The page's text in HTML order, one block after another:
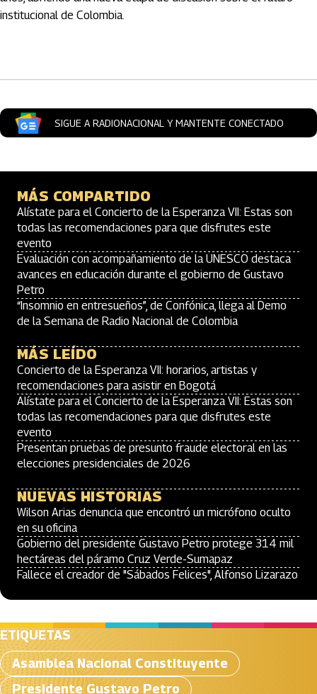
institucional de Colombia.
SIGUE A RADIONACIONAL Y MANTENTE CONECTADO
MÁS COMPARTIDO
Alístate para el Concierto de la Esperanza VII: Estas son
todas las recomendaciones para que disfrutes este
evento
Evaluación con acompañamiento de la UNESCO destaca
avances en educación durante el gobierno de Gustavo
Petro
“Insomnio en entresueños”, de Confónica, llega al Demo
de la Semana de Radio Nacional de Colombia
MÁS LEÍDO
Concierto de la Esperanza VII: horarios, artistas y
recomendaciones para asistir en Bogotá
Alístate para el Concierto de la Esperanza VII: Estas son
todas las recomendaciones para que disfrutes este
evento
Presentan pruebas de presunto fraude electoral en las
elecciones presidenciales de 2026
NUEVAS HISTORIAS
Wilson Arias denuncia que encontró un micrófono oculto
en su oficina
Gobierno del presidente Gustavo Petro protege 314 mil
hectáreas del páramo Cruz Verde-Sumapaz
Fallece el creador de "Sábados Felices", Alfonso Lizarazo
ETIQUETAS
Asamblea Nacional Constituyente
Presidente Gustavo Petro